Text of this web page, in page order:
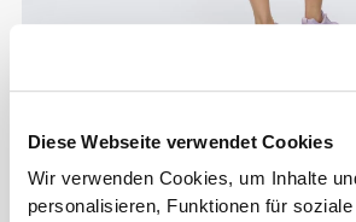
Diese Webseite verwendet Cookies
Wir verwenden Cookies, um Inhalte
personalisieren, Funktionen für